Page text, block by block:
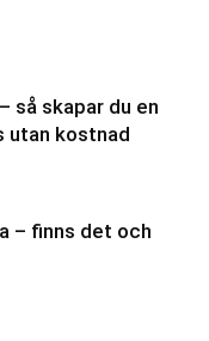
så skapar du en
utan kostnad
– finns det och